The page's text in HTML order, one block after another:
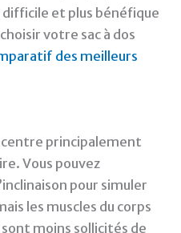
et plus bénéfique
votre sac à dos
des meilleurs
principalement
Vous pouvez
pour simuler
les muscles du corps
moins sollicités de